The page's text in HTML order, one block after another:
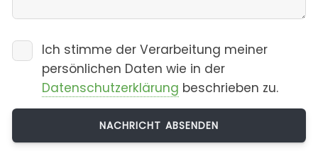
Ich stimme der Verarbeitung meiner
persönlichen Daten wie in der
Datenschutzerklärung beschrieben zu.